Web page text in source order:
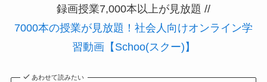
録画授業7,000本以上が見放題 //
7000本の授業が見放題！社会人向けオンライン学
習動画【Schoo(スクー)】
あわせて読みたい